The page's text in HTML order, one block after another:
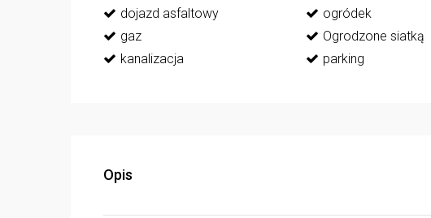
dojazd asfaltowy
gaz
kanalizacja
ogródek
Ogrodzone siatką
parking
Opis